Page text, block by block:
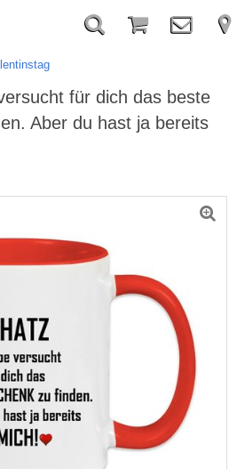
für dich das beste
Aber du hast ja bereits